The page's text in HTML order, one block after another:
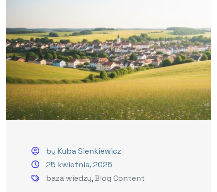
by Kuba Sienkiewicz
25 kwietnia, 2025
baza wiedzy,Blog Content